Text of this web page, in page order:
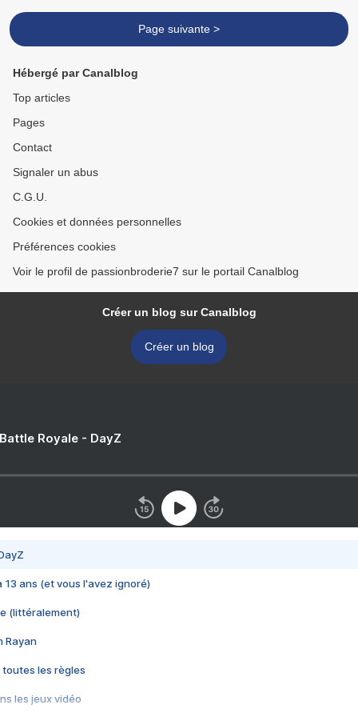
Page suivante >
Hébergé par Canalblog
Top articles
Pages
Contact
Signaler un abus
C.G.U.
Cookies et données personnelles
Préférences cookies
Voir le profil de passionbroderie7 sur le portail Canalblog
Créer un blog sur Canalblog
Créer un blog
Royale - DayZ
13 ans (et vous l'avez ignoré)
(littéralement)
Rayan
toutes les règles
les jeux vidéo